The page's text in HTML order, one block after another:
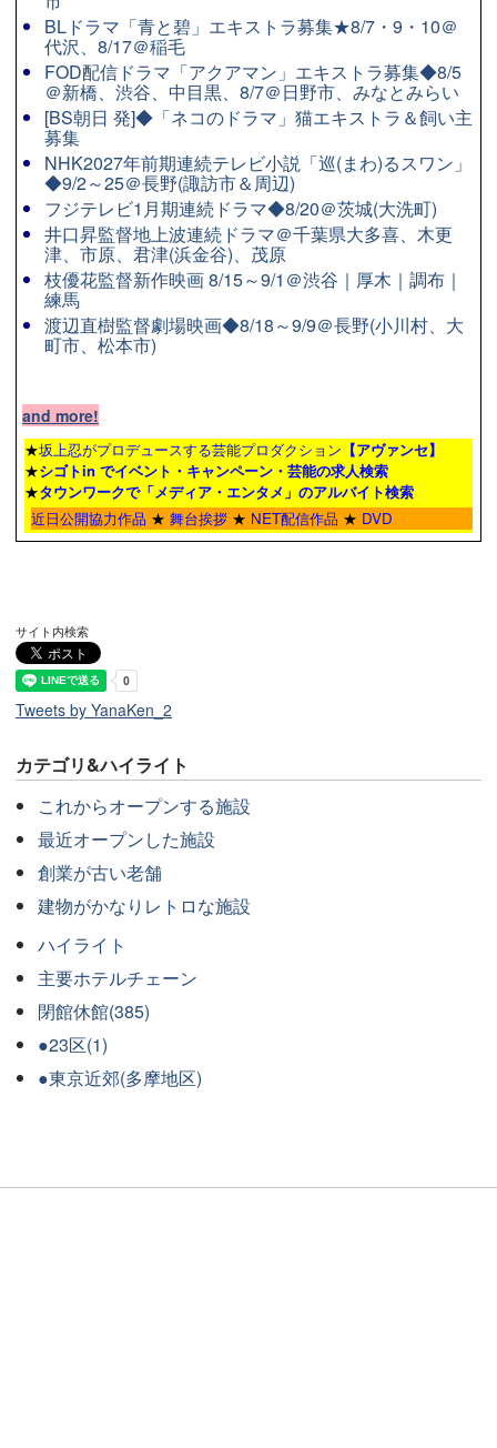
BLドラマ「青と碧」エキストラ募集★8/7・9・10＠
代沢、8/17＠稲毛
FOD配信ドラマ「アクアマン」エキストラ募集◆8/5
＠新橋、渋谷、中目黒、8/7＠日野市、みなとみらい
[BS朝日 発]◆「ネコのドラマ」猫エキストラ＆飼い主
募集
NHK2027年前期連続テレビ小説「巡(まわ)るスワン」
◆9/2～25＠長野(諏訪市＆周辺)
フジテレビ1月期連続ドラマ◆8/20＠茨城(大洗町)
井口昇監督地上波連続ドラマ＠千葉県大多喜、木更
津、市原、君津(浜金谷)、茂原
枝優花監督新作映画 8/15～9/1＠渋谷｜厚木｜調布｜
練馬
渡辺直樹監督劇場映画◆8/18～9/9＠長野(小川村、大
町市、松本市)
and more!
★坂上忍がプロデュースする芸能プロダクション 【アヴァンセ】
★シゴトin でイベント・キャンペーン・芸能の求人検索
★タウンワークで「メディア・エンタメ」のアルバイト検索
近日公開協力作品 ★ 舞台挨拶 ★ NET配信作品 ★ DVD
サイト内検索
Tweets by YanaKen_2
カテゴリ&ハイライト
これからオープンする施設
最近オープンした施設
創業が古い老舗
建物がかなりレトロな施設
ハイライト
主要ホテルチェーン
閉館休館(385)
●23区(1)
●東京近郊(多摩地区)